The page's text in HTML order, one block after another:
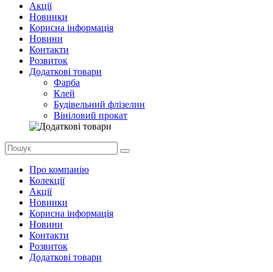
Акції
Новинки
Корисна інформація
Новини
Контакти
Розвиток
Додаткові товари
Фарба
Клей
Будівельний флізелин
Вініловий прокат
Про компанію
Колекції
Акції
Новинки
Корисна інформація
Новини
Контакти
Розвиток
Додаткові товари